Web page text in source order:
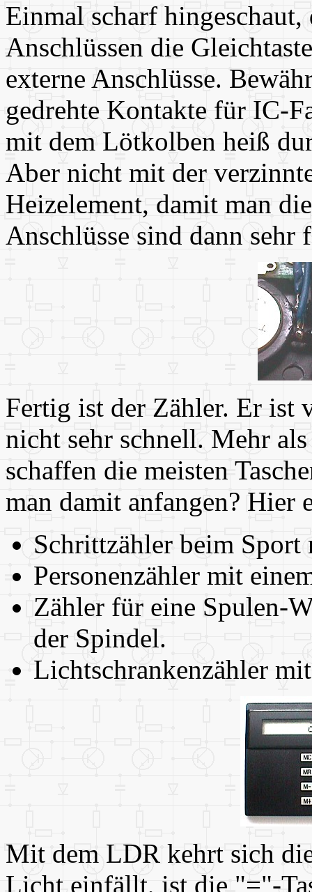
Einmal scharf
Anschlüssen die
externe Anschlüsse.
gedrehte Kontakte für IC-
mit dem Lötkolben heiß
Aber nicht mit der
Heizelement, damit man
Anschlüsse sind dann sehr
Fertig ist der Zähler. Er ist
nicht sehr schnell. Mehr
schaffen die meisten
man damit anfangen? Hier
Schrittzähler beim
Personenzähler mit
Zähler für eine Spulen-
der Spindel.
Lichtschrankenzähler
Mit dem LDR kehrt sich
Licht einfällt, ist die "="-